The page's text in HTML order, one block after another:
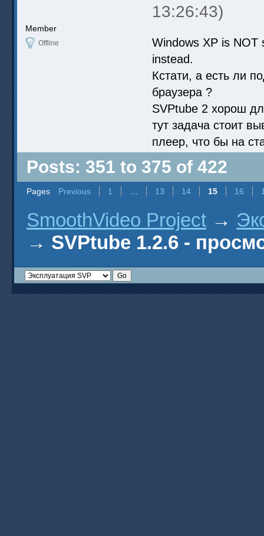
13:26:43)
Member
Offline
Windows XP is NOT
instead.
Кстати, а есть ли
браузера ?
SVPtube 2 хорош
тут задача стоит
плеер, что бы на
Posts: 351 to 375 of 422
Pages Previous 1 … 13 14 15 16
SmoothVideo Project →
→ SVPtube 1.2.6 -